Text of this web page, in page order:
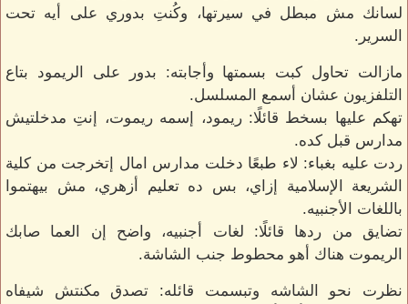
لسانك مش مبطل في سيرتها، وكُنتِ بدوري على أيه تحت
السرير.
مازالت تحاول كبت بسمتها وأجابته: بدور على الريمود بتاع
التلفزيون عشان أسمع المسلسل.
تهكم عليها بسخط قائلًا: ريمود، إسمه ريموت، إنتِ مدخلتيش
مدارس قبل كده.
ردت عليه بغباء: لاء طبعًا دخلت مدارس امال إتخرجت من كلية
الشريعة الإسلامية إزاي، بس ده تعليم أزهري، مش بيهتموا
باللغات الأجنبيه.
تضايق من ردها قائلًا: لغات أجنبيه، واضح إن العما صابك
الريموت هناك أهو محطوط جنب الشاشة.
نظرت نحو الشاشه وتبسمت قائله: تصدق مكنتش شيفاه